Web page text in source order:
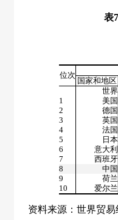
表7
位次
国家和地区
世界
1
美国
2
德国
3
英国
4
法国
5
日本
6
意大利
7
西班牙
8
中国
9
荷兰
10
爱尔兰
资料来源：世界贸易